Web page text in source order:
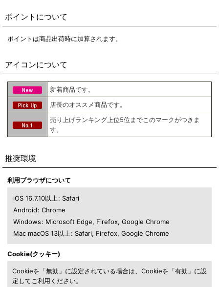
ポイントについて
ポイントは商品出荷時に加算されます。
アイコンについて
新着商品です。
店長のオススメ商品です。
売り上げランキング上位5位までこのマークがつきま
す。
推奨環境
利用ブラウザについて
iOS 16.7.10以上: Safari
Android: Chrome
Windows: Microsoft Edge, Firefox, Google Chrome
Mac macOS 13以上: Safari, Firefox, Google Chrome
Cookie(クッキー)
Cookieを「無効」に設定されている場合は、Cookieを「有効」に設
定してご利用ください。